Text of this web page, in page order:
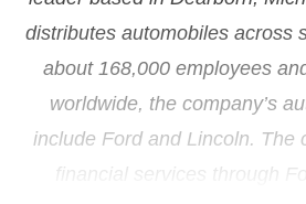
distributes automobiles across
about 168,000 employees
worldwide, the company’s
include Ford and Lincoln. The
financial services through